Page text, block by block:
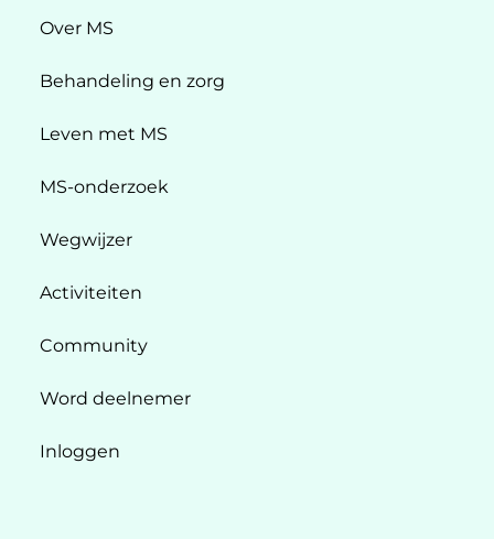
Over MS
Behandeling en zorg
Leven met MS
MS-onderzoek
Wegwijzer
Activiteiten
Community
Word deelnemer
Inloggen